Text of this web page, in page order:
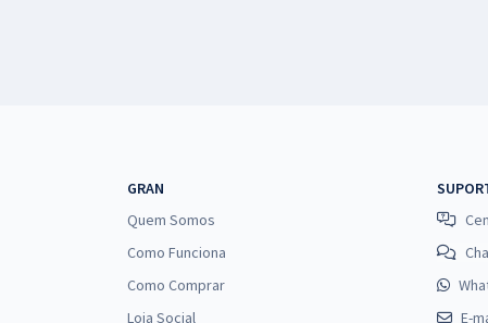
GRAN
Quem Somos
Como Funciona
Como Comprar
Loja Social
E-